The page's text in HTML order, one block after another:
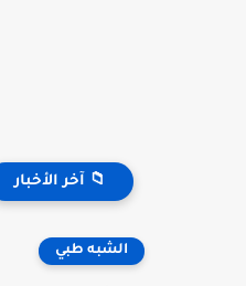
📁 آخر الأخبار
الشبه طبي